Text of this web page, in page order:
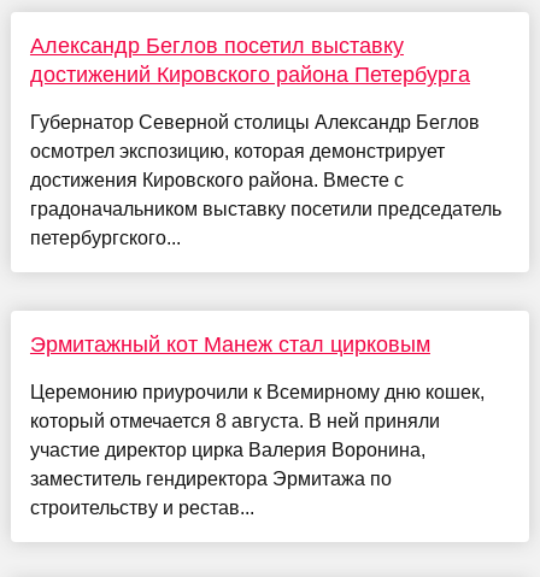
Александр Беглов посетил выставку
достижений Кировского района Петербурга
Губернатор Северной столицы Александр Беглов
осмотрел экспозицию, которая демонстрирует
достижения Кировского района. Вместе с
градоначальником выставку посетили председатель
петербургского...
Эрмитажный кот Манеж стал цирковым
Церемонию приурочили к Всемирному дню кошек,
который отмечается 8 августа. В ней приняли
участие директор цирка Валерия Воронина,
заместитель гендиректора Эрмитажа по
строительству и рестав...